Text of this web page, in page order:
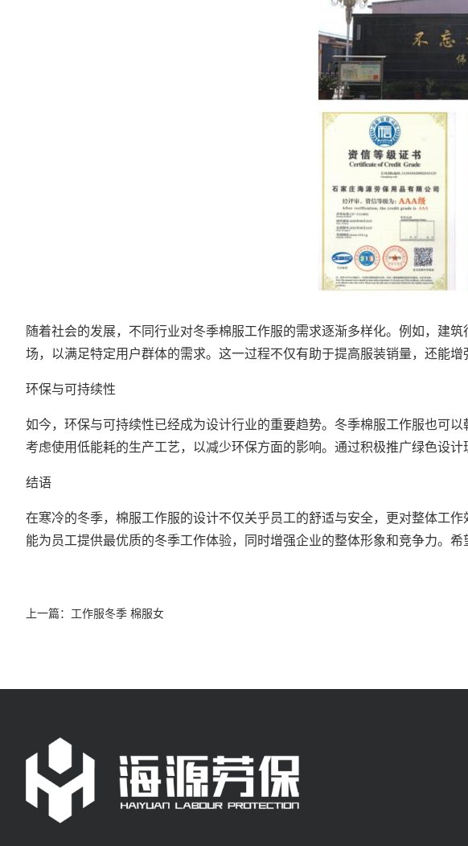
随着社会的发展，不同行业对冬季棉服工作服的需求逐渐多样化。例如，建
场，以满足特定用户群体的需求。这一过程不仅有助于提高服装销量，还能增
环保与可持续性
如今，环保与可持续性已经成为设计行业的重要趋势。冬季棉服工作服也可
考虑使用低能耗的生产工艺，以减少环保方面的影响。通过积极推广绿色设
结语
在寒冷的冬季，棉服工作服的设计不仅关乎员工的舒适与安全，更对整体工
能为员工提供最优质的冬季工作体验，同时增强企业的整体形象和竞争力。
上一篇： 工作服冬季 棉服女